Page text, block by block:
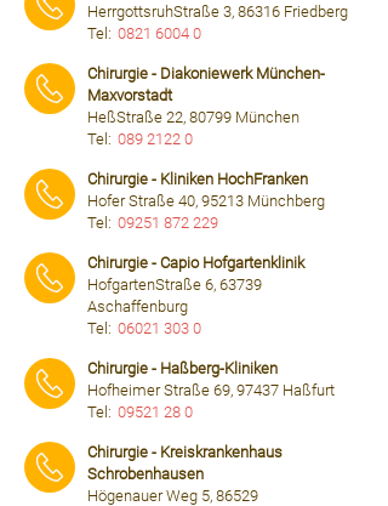
HerrgottsruhStraße 3, 86316 Friedberg
Tel: 0821 6004 0
Chirurgie - Diakoniewerk München-
Maxvorstadt
HeßStraße 22, 80799 München
Tel: 089 2122 0
Chirurgie - Kliniken HochFranken
Hofer Straße 40, 95213 Münchberg
Tel: 09251 872 229
Chirurgie - Capio Hofgartenklinik
HofgartenStraße 6, 63739
Aschaffenburg
Tel: 06021 303 0
Chirurgie - Haßberg-Kliniken
Hofheimer Straße 69, 97437 Haßfurt
Tel: 09521 28 0
Chirurgie - Kreiskrankenhaus
Schrobenhausen
Högenauer Weg 5, 86529